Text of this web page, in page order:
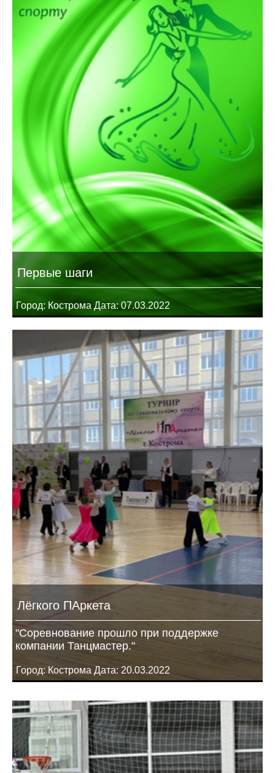
Первые шаги
Город: Кострома Дата: 07.03.2022
Лёгкого ПАркета
"Соревнование прошло при поддержке
компании Танцмастер."
Город: Кострома Дата: 20.03.2022